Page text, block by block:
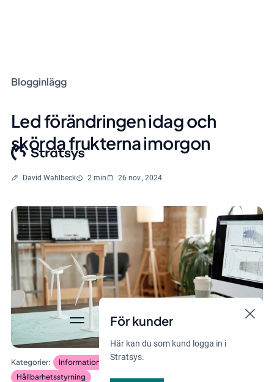
För kunder
Här kan du som kund logga in i
Stratsys.
Blogginlägg
Led förändringen idag och
skörda frukterna imorgon
Skriven av
David Wahlbeck Lästid
2 min 26 nov., 2024
Informationssäkerhet och dataskydd
Hållbarhetsstyrning